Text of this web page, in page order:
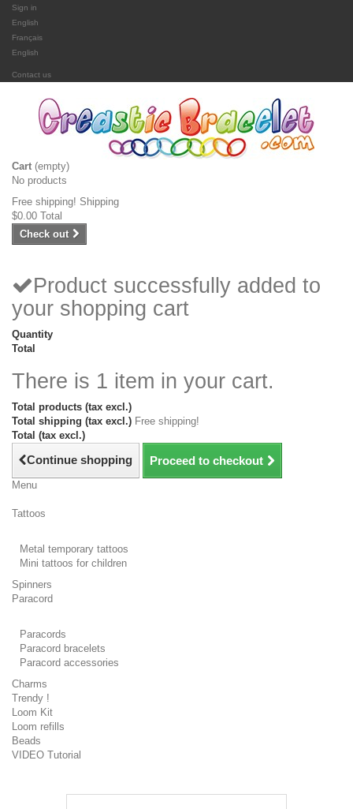
Sign in
English
Français
English
Contact us
Cart (empty)
No products
Free shipping! Shipping
$0.00 Total
Check out
Product successfully added to
your shopping cart
Quantity
Total
There is 1 item in your cart.
Total products (tax excl.)
Total shipping (tax excl.) Free shipping!
Total (tax excl.)
Continue shopping Proceed to checkout
Menu
Tattoos
Metal temporary tattoos
Mini tattoos for children
Spinners
Paracord
Paracords
Paracord bracelets
Paracord accessories
Charms
Trendy !
Loom Kit
Loom refills
Beads
VIDEO Tutorial